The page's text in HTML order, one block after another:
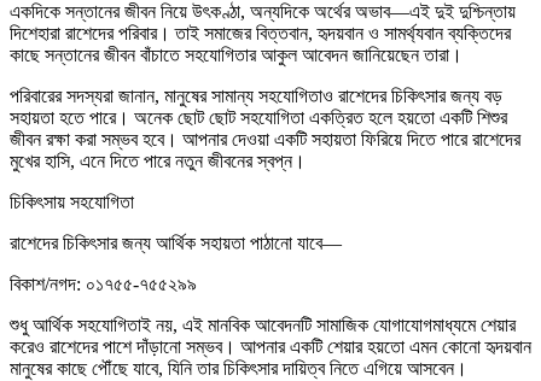
একদিকে সন্তানের জীবন নিয়ে উৎকণ্ঠা, অন্যদিকে অর্থের অভাব—এই দুই দুশ্চিন্তায়
দিশেহারা রাশেদের পরিবার। তাই সমাজের বিত্তবান, হৃদয়বান ও সামর্থ্যবান ব্যক্তিদের
কাছে সন্তানের জীবন বাঁচাতে সহযোগিতার আকুল আবেদন জানিয়েছেন তারা।
পরিবারের সদস্যরা জানান, মানুষের সামান্য সহযোগিতাও রাশেদের চিকিৎসার জন্য বড়
সহায়তা হতে পারে। অনেক ছোট ছোট সহযোগিতা একত্রিত হলে হয়তো একটি শিশুর
জীবন রক্ষা করা সম্ভব হবে। আপনার দেওয়া একটি সহায়তা ফিরিয়ে দিতে পারে রাশেদের
মুখের হাসি, এনে দিতে পারে নতুন জীবনের স্বপ্ন।
চিকিৎসায় সহযোগিতা
রাশেদের চিকিৎসার জন্য আর্থিক সহায়তা পাঠানো যাবে—
বিকাশ/নগদ: ০১৭৫৫-৭৫৫২৯৯
শুধু আর্থিক সহযোগিতাই নয়, এই মানবিক আবেদনটি সামাজিক যোগাযোগমাধ্যমে শেয়ার
করেও রাশেদের পাশে দাঁড়ানো সম্ভব। আপনার একটি শেয়ার হয়তো এমন কোনো হৃদয়বান
মানুষের কাছে পৌঁছে যাবে, যিনি তার চিকিৎসার দায়িত্ব নিতে এগিয়ে আসবেন।